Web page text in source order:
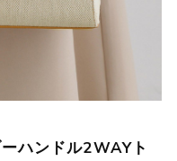
ハンドル2WAYト